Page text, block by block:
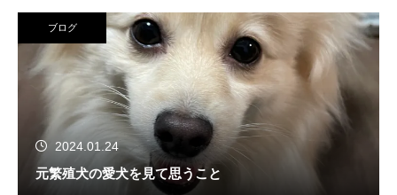
ブログ
2024.01.24
元繁殖犬の愛犬を見て思うこと